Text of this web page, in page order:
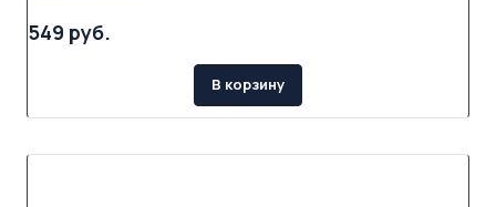
549 руб.
В корзину